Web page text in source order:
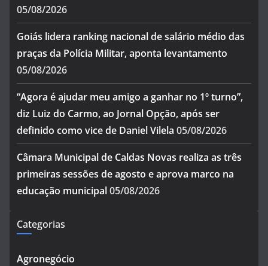
05/08/2026
Goiás lidera ranking nacional de salário médio das
praças da Polícia Militar, aponta levantamento
05/08/2026
“Agora é ajudar meu amigo a ganhar no 1º turno”,
diz Luiz do Carmo, ao Jornal Opção, após ser
definido como vice de Daniel Vilela 05/08/2026
Câmara Municipal de Caldas Novas realiza as três
primeiras sessões de agosto e aprova marco na
educação municipal05/08/2026
Categorias
Agronegócio